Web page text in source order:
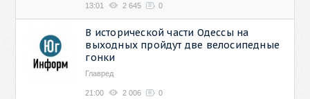
13:01 2 645 0
В исторической части Одессы на
выходных пройдут две велосипедные
гонки
Главред
21:00 2 006 0